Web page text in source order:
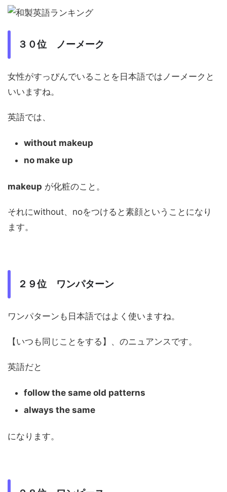
３０位 ノーメーク
女性がすっぴんでいることを日本語ではノーメークと
いいますね。
英語では、
without makeup
no make up
makeup が化粧のこと。
それにwithout、noをつけると素顔ということになり
ます。
２９位 ワンパターン
ワンパターンも日本語ではよく使いますね。
【いつも同じことをする】、のニュアンスです。
英語だと
follow the same old patterns
always the same
になります。